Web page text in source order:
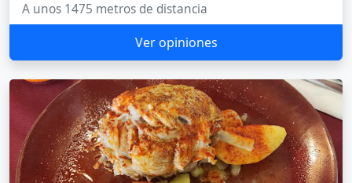
A unos 1475 metros de distancia
Ver opiniones